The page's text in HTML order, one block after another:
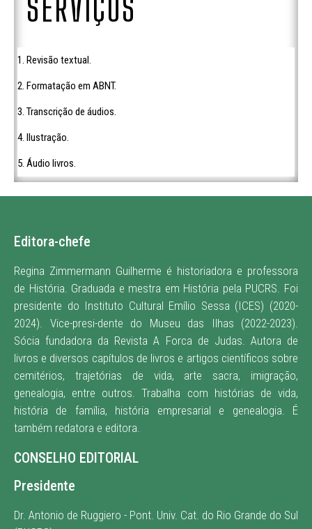
1. Revisão textual.
2. Formatação em ABNT.
3. Transcrição de áudios.
4. Ilustração.
5. Áudio livros.
Editora-chefe
Regina Zimmermann Guilherme é historiadora e professora
de História. Graduada e mestra em História pela PUCRS. Foi
presidente do Instituto Cultural Emílio Sessa (ICES) (2020-
2024). Vice-presi-dente do Museu das Ilhas (2022-2023).
Sócia fundadora da Revista A Forca de Judas. Autora de
livros e diversos capítulos de livros e artigos científicos sobre
cemitérios, trajetórias de vida, arte sacra, imigração,
genealogia, entre outros. Trabalha com histórias de vida,
história de família, história empresarial e genealogia. É
também redatora e editora
CONSELHO EDITORIAL
Presidente
Dr. Antonio de Ruggiero - Pont. Univ. Cat. do Rio Grande do Sul